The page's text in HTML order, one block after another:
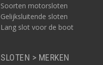
Soorten motorsloten
Gelijksluitende sloten
Lang slot voor de boot
SLOTEN > MERKEN